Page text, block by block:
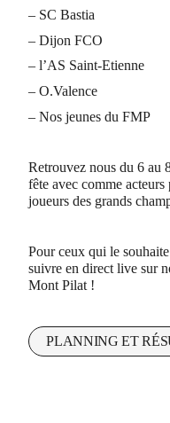
– SC Bastia
– Dijon FCO
– l’AS Saint-Etienne
– O.Valence
– Nos jeunes du FMP
Retrouvez nous du 6
fête avec comme
joueurs des grands
Pour ceux qui le
suivre en direct live sur
Mont Pilat !
PLANNING ET